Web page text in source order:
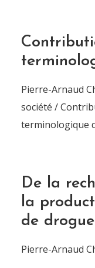
Pierre-Arnaud
société /
terminologique
De la
la
de drogue
Pierre-Arnaud